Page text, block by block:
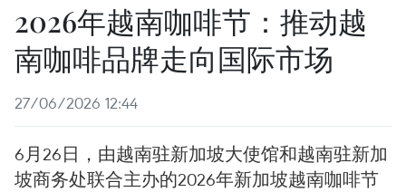
2026年越南咖啡节：推动越
南咖啡品牌走向国际市场
27/06/2026 12:44
6月26日，由越南驻新加坡大使馆和越南驻新加
坡商务处联合主办的2026年新加坡越南咖啡节